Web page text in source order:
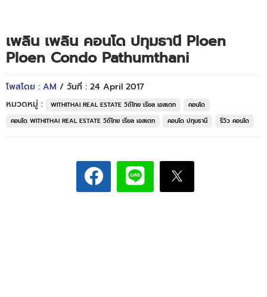
เพลิน เพลิน คอนโด ปทุมธานี Ploen
Ploen Condo Pathumthani
โพสโดย : AM / วันที่ : 24 April 2017
หมวดหมู่ :
WITHITHAI REAL ESTATE วิถีไทย เรียล เอสเตท
คอนโด
คอนโด WITHITHAI REAL ESTATE วิถีไทย เรียล เอสเตท
คอนโด ปทุมธานี รีวิว คอนโด